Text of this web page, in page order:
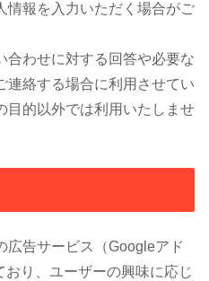
情報を入力いただく場合がご
合わせに対する回答や必要な
連絡する場合に利用させてい
目的以外では利用いたしませ
広告サービス（Googleアド
り、ユーザーの興味に応じ